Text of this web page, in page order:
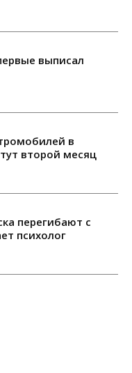
выписал
в
второй месяц
перегибают с
психолог